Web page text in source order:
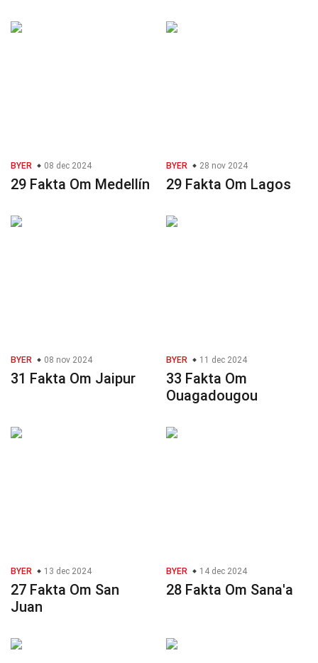
BYER 08 dec 2024
29 Fakta Om Medellín
BYER 28 nov 2024
29 Fakta Om Lagos
BYER 08 nov 2024
31 Fakta Om Jaipur
BYER 11 dec 2024
33 Fakta Om
Ouagadougou
BYER 13 dec 2024
27 Fakta Om San
Juan
BYER 14 dec 2024
28 Fakta Om Sana'a